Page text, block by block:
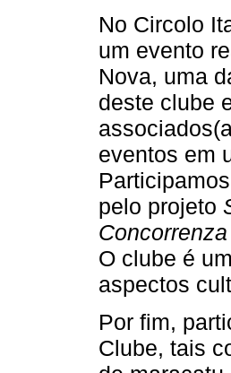
No Circolo
um evento
Nova, uma
deste clube
eventos em
pelo projeto
O clube é
aspectos
Por fim,
Clube, tais